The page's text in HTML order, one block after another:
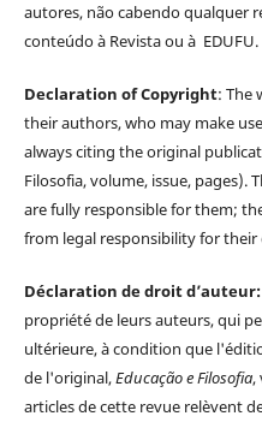
autores, não cabendo qualquer
conteúdo à Revista ou à EDUFU.
Declaration of Copyright: The
their authors, who may make
always citing the original
Filosofia, volume, issue, pages).
are fully responsible for them;
from legal responsibility for
Déclaration de droit d’auteur:
propriété de leurs auteurs, qui
ultérieure, à condition que
de l'original,Educação e Filosofia,
articles de cette revue relèvent